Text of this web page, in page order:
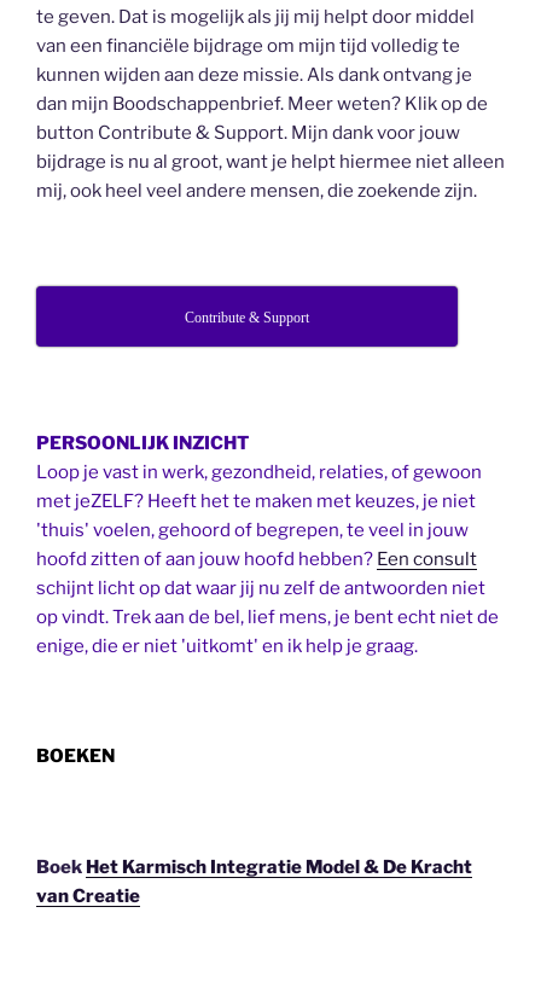
te geven. Dat is mogelijk als jij mij helpt door middel
van een financiële bijdrage om mijn tijd volledig te
kunnen wijden aan deze missie. Als dank ontvang je
dan mijn Boodschappenbrief. Meer weten? Klik op de
button Contribute & Support. Mijn dank voor jouw
bijdrage is nu al groot, want je helpt hiermee niet alleen
mij, ook heel veel andere mensen, die zoekende zijn.
Contribute & Support
PERSOONLIJK INZICHT
Loop je vast in werk, gezondheid, relaties, of gewoon
met jeZELF? Heeft het te maken met keuzes, je niet
'thuis' voelen, gehoord of begrepen, te veel in jouw
hoofd zitten of aan jouw hoofd hebben? Een consult
schijnt licht op dat waar jij nu zelf de antwoorden niet
op vindt. Trek aan de bel, lief mens, je bent echt niet de
enige, die er niet 'uitkomt' en ik help je graag.
BOEKEN
Boek Het Karmisch Integratie Model & De Kracht
van Creatie